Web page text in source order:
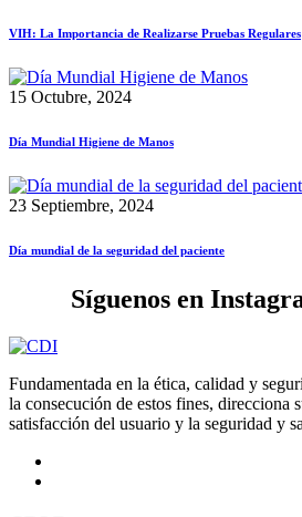
VIH: La Importancia de Realizarse Pruebas Regulares
15 Octubre, 2024
Día Mundial Higiene de Manos
23 Septiembre, 2024
Día mundial de la seguridad del paciente
Síguenos en
Fundamentada en la ética, calidad y
la consecución de estos fines, direcciona
satisfacción del usuario y la seguridad y